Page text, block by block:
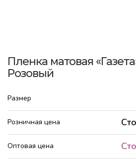
Пленка матовая
Розовый
Размер
Розничная цена
Оптовая цена